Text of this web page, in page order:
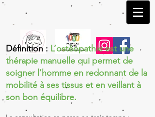
Définition : L’ostéopathie est une
thérapie manuelle qui permet de
soigner l’homme en redonnant de la
mobilité à ses tissus et en veillant à
son bon équilibre.